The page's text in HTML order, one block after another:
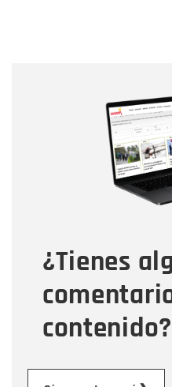
¿Tienes
contenido?
Correo electrónico
Tipo de comentario
Mensaje